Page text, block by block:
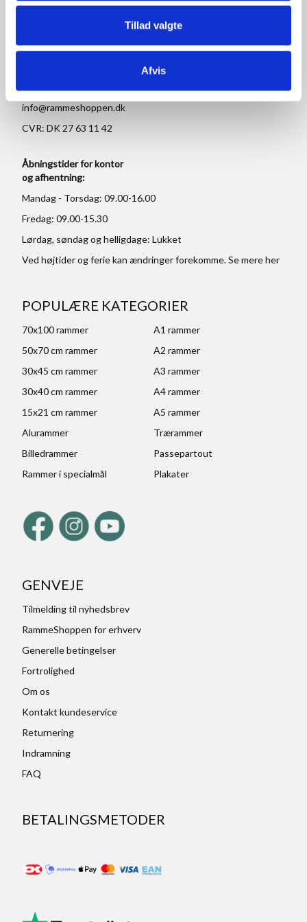
Tillad valgte
Afvis
8700 Horsens
info@rammeshoppen.dk
CVR: DK 27 63 11 42
Åbningstider for kontor
og afhentning:
Mandag - Torsdag: 09.00-16.00
Fredag: 09.00-15.30
Lørdag, søndag og helligdage: Lukket
Ved højtider og ferie kan ændringer forekomme. Se mereher
POPULÆRE KATEGORIER
70x100 rammer
A1 rammer
50x70 cm rammer
A2 rammer
30x45 cm rammer
A3 rammer
30x40 cm rammer
A4 rammer
15x21 cm rammer
A5 rammer
Alurammer
Trærammer
Billedrammer
Passepartout
Rammer i specialmål
Plakater
GENVEJE
Tilmelding til nyhedsbrev
RammeShoppen for erhverv
Generelle betingelser
Fortrolighed
Om os
Kontakt kundeservice
Returnering
Indramning
FAQ
BETALINGSMETODER